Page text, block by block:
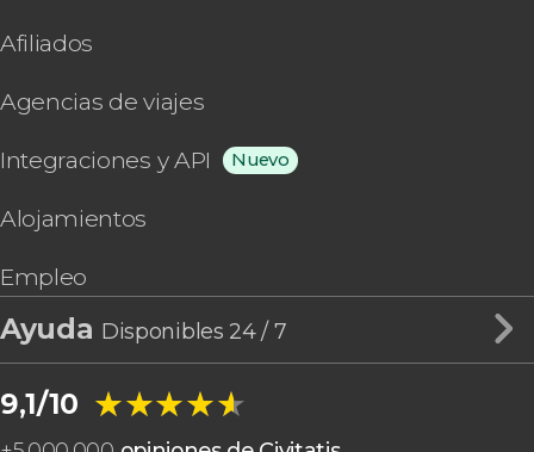
Afiliados
Agencias de viajes
Integraciones y API Nuevo
Alojamientos
Empleo
Ayuda Disponibles 24 / 7
9,1/10 ★★★★★
★★★★★